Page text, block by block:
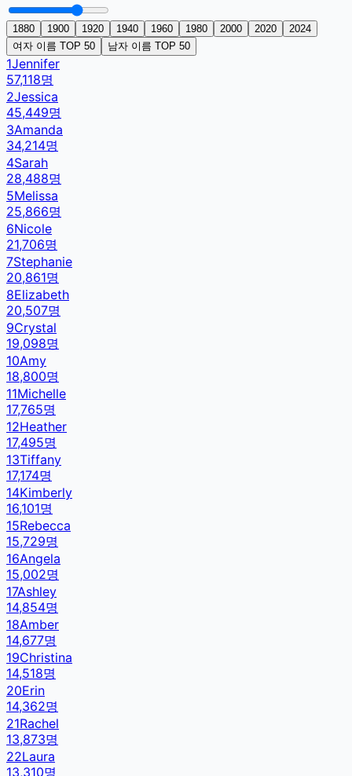
1880 1900 1920 1940 1960 1980 2000 2020
2024
여자 이름 TOP 50
남자 이름 TOP 50
1Jennifer
57,118명
2Jessica
45,449명
3Amanda
34,214명
4Sarah
28,488명
5Melissa
25,866명
6Nicole
21,706명
7Stephanie
20,861명
8Elizabeth
20,507명
9Crystal
19,098명
10Amy
18,800명
11Michelle
17,765명
12Heather
17,495명
13Tiffany
17,174명
14Kimberly
16,101명
15Rebecca
15,729명
16Angela
15,002명
17Ashley
14,854명
18Amber
14,677명
19Christina
14,518명
20Erin
14,362명
21Rachel
13,873명
22Laura
13,310명